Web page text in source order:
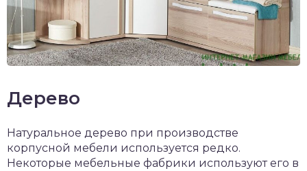
Дерево
Натуральное дерево при производстве
корпусной мебели используется редко.
Некоторые мебельные фабрики используют его в